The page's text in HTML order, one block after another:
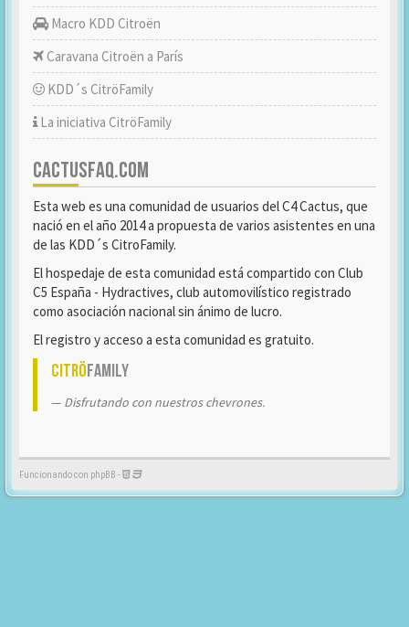
Macro KDD Citroën
Caravana Citroën a París
KDD´s CitröFamily
La iniciativa CitröFamily
CACTUSFAQ.COM
Esta web es una comunidad de usuarios del C4 Cactus, que
nació en el año 2014 a propuesta de varios asistentes en una
de las KDD´s CitroFamily.
El hospedaje de esta comunidad está compartido con Club
C5 España - Hydractives, club automovilístico registrado
como asociación nacional sin ánimo de lucro.
El registro y acceso a esta comunidad es gratuito.
CitröFamily
Disfrutando con nuestros chevrones.
Funcionando con phpBB -